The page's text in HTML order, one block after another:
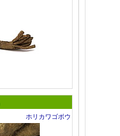
ホリカワゴボウ